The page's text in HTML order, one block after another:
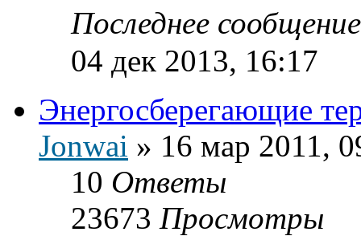
Последнее
04 дек 2013, 16:17
Энергосберегающие
Jonwai » 16 мар 2011,
10 Ответы
23673 Просмотры